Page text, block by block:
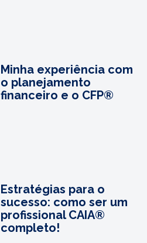
Minha experiência com
o planejamento
financeiro e o CFP®
Estratégias para o
sucesso: como ser um
profissional CAIA®
completo!